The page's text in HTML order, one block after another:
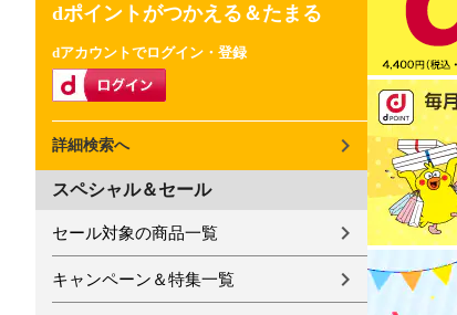
dポイントがつかえる＆たまる
dアカウントでログイン・登録
詳細検索へ
スペシャル＆セール
セール対象の商品一覧
キャンペーン＆特集一覧